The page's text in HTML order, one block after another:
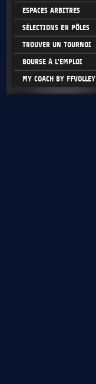
ESPACES ARBITRES
SÉLECTIONS EN PÔLES
TROUVER UN TOURNOI
BOURSE À L'EMPLOI
MY COACH BY FFVOLLEY